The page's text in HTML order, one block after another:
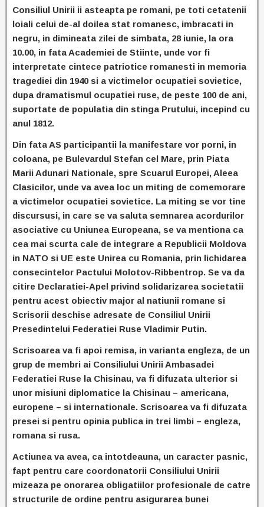
Consiliul Unirii ii asteapta pe romani, pe toti cetatenii
loiali celui de-al doilea stat romanesc, imbracati in
negru, in dimineata zilei de simbata, 28 iunie, la ora
10.00, in fata Academiei de Stiinte, unde vor fi
interpretate cintece patriotice romanesti in memoria
tragediei din 1940 si a victimelor ocupatiei sovietice,
dupa dramatismul ocupatiei ruse, de peste 100 de ani,
suportate de populatia din stinga Prutului, incepind cu
anul 1812.
Din fata AS participantii la manifestare vor porni, in
coloana, pe Bulevardul Stefan cel Mare, prin Piata
Marii Adunari Nationale, spre Scuarul Europei, Aleea
Clasicilor, unde va avea loc un miting de comemorare
a victimelor ocupatiei sovietice. La miting se vor tine
discursusi, in care se va saluta semnarea acordurilor
asociative cu Uniunea Europeana, se va mentiona ca
cea mai scurta cale de integrare a Republicii Moldova
in NATO si UE este Unirea cu Romania, prin lichidarea
consecintelor Pactului Molotov-Ribbentrop. Se va da
citire Declaratiei-Apel privind solidarizarea societatii
pentru acest obiectiv major al natiunii romane si
Scrisorii deschise adresate de Consiliul Unirii
Presedintelui Federatiei Ruse Vladimir Putin.
Scrisoarea va fi apoi remisa, in varianta engleza, de un
grup de membri ai Consiliului Unirii Ambasadei
Federatiei Ruse la Chisinau, va fi difuzata ulterior si
unor misiuni diplomatice la Chisinau – americana,
europene – si internationale. Scrisoarea va fi difuzata
presei si pentru opinia publica in trei limbi – engleza,
romana si rusa.
Actiunea va avea, ca intotdeauna, un caracter pasnic,
fapt pentru care coordonatorii Consiliului Unirii
mizeaza pe onorarea obligatiilor profesionale de catre
structurile de ordine pentru asigurarea bunei